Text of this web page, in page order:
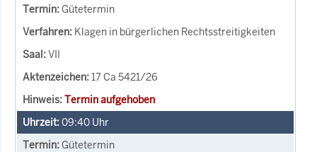
Gütetermin
Klagen in bürgerlichen Rechtsstreitigkeiten
VII
17 Ca 5421/26
Termin aufgehoben
09:40 Uhr
Gütetermin